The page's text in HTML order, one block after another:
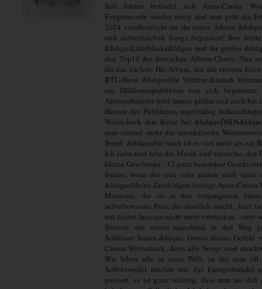
Seit Jahren befindet sich Anna-Carina
Fangemeinde wächst stetig und nun geht die
2024 veröffentlicht sie ihr neues Album
und authentischen Songs begeistert! Ihre
&bdquoLichtblicke&ldquo und ihr großes
den Top10 der deutschen Album-Charts. Nun
für das nächste Hit-Album, das die enorme
RTL-Show &bdquoDie Verräter &ndash
ein Millionenpublikum von sich
Allroundtalents wird immer größer und auch
Herzen des Publikums regelmäßig
Woitschack ihre Reise bei
man einmal mehr die musikalische
Beruf: &bdquoFür mich ist es viel mehr als ein
Ich liebe und lebe die Musik und versuche, den
kleine Geschenke - 12 ganz besondere
freuen, wenn der eine oder andere auch
&bdquoMeine Zeit&ldquo besingt Anna-Carina
Momente, die sie in den vergangenen
selbstbewusste Frau, die deutlich macht: Jetzt
mit dieser Aussage nicht mehr verstecken - oder
Steinen, die einem manchmal in den Weg
Schlösser bauen.&ldquo Genau dieses
Carina Woitschack, denn alle Songs sind
Wir leben alle in einer Welt, in der man oft
Selbstzweifel möchte uns das Energiebündel
passiert, es ist ganz wichtig, dass man an